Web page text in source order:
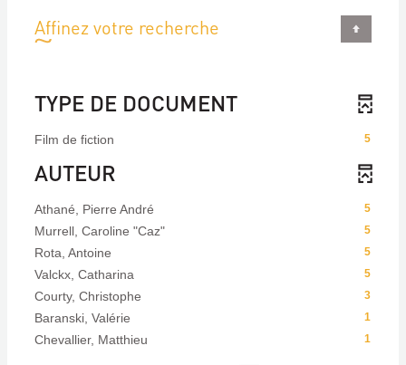
Affinez votre recherche
TYPE DE DOCUMENT
5
Film de fiction
AUTEUR
5
Athané, Pierre André
5
Murrell, Caroline "Caz"
5
Rota, Antoine
5
Valckx, Catharina
3
Courty, Christophe
1
Baranski, Valérie
1
Chevallier, Matthieu